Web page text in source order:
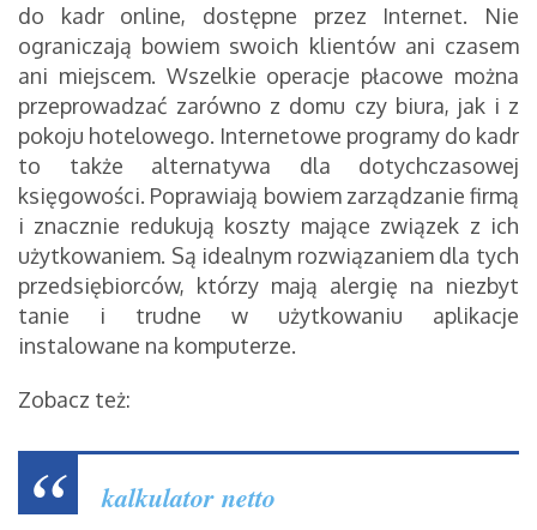
do kadr online, dostępne przez Internet. Nie
ograniczają bowiem swoich klientów ani czasem
ani miejscem. Wszelkie operacje płacowe można
przeprowadzać zarówno z domu czy biura, jak i z
pokoju hotelowego. Internetowe programy do kadr
to także alternatywa dla dotychczasowej
księgowości. Poprawiają bowiem zarządzanie firmą
i znacznie redukują koszty mające związek z ich
użytkowaniem. Są idealnym rozwiązaniem dla tych
przedsiębiorców, którzy mają alergię na niezbyt
tanie i trudne w użytkowaniu aplikacje
instalowane na komputerze.
Zobacz też:
kalkulator netto